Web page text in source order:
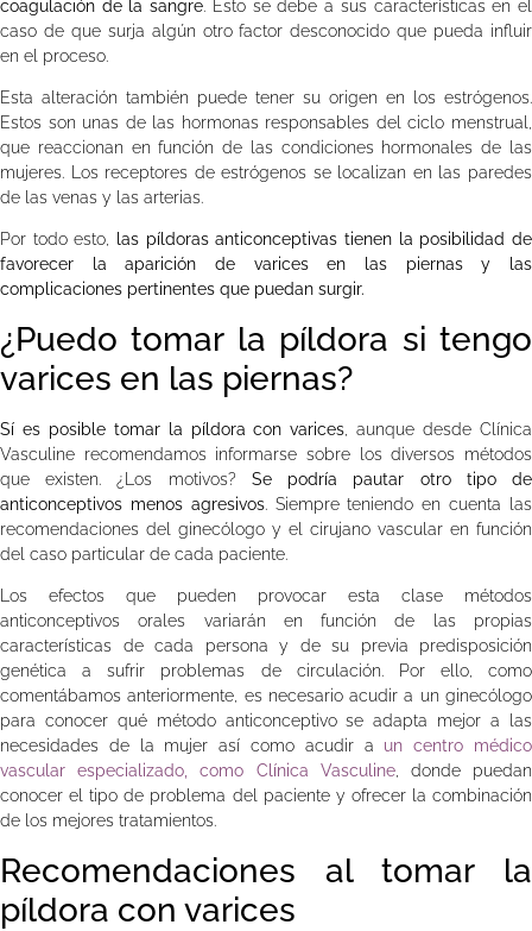
coagulación de la sangre. Esto se debe a sus características en el
caso de que surja algún otro factor desconocido que pueda influir
en el proceso.
Esta alteración también puede tener su origen en los estrógenos.
Estos son unas de las hormonas responsables del ciclo menstrual,
que reaccionan en función de las condiciones hormonales de las
mujeres. Los receptores de estrógenos se localizan en las paredes
de las venas y las arterias.
Por todo esto, las píldoras anticonceptivas tienen la posibilidad de
favorecer la aparición de varices en las piernas y las
complicaciones pertinentes que puedan surgir.
¿Puedo tomar la píldora si tengo
varices en las piernas?
Sí es posible tomar la píldora con varices , aunque desde Clínica
Vasculine recomendamos informarse sobre los diversos métodos
que existen. ¿Los motivos? Se podría pautar otro tipo de
anticonceptivos menos agresivos. Siempre teniendo en cuenta las
recomendaciones del ginecólogo y el cirujano vascular en función
del caso particular de cada paciente.
Los efectos que pueden provocar esta clase métodos
anticonceptivos orales variarán en función de las propias
características de cada persona y de su previa predisposición
genética a sufrir problemas de circulación. Por ello, como
comentábamos anteriormente, es necesario acudir a un ginecólogo
para conocer qué método anticonceptivo se adapta mejor a las
necesidades de la mujer así como acudir a un centro médico
vascular especializado, como Clínica Vasculine, donde puedan
conocer el tipo de problema del paciente y ofrecer la combinación
de los mejores tratamientos.
Recomendaciones al tomar la
píldora con varices